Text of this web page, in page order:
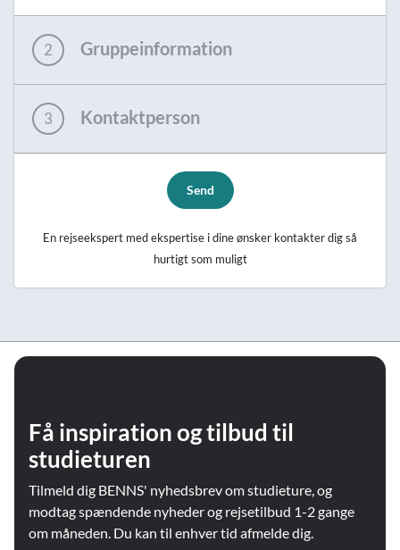
2 Gruppeinformation
3 Kontaktperson
Send
En rejseekspert med ekspertise i dine ønsker kontakter dig så
hurtigt som muligt
Få inspiration og tilbud til
studieturen
Tilmeld dig BENNS' nyhedsbrev om studieture, og
modtag spændende nyheder og rejsetilbud 1-2 gange
om måneden. Du kan til enhver tid afmelde dig.